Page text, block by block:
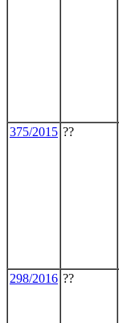
375/2015 ??
298/2016 ??